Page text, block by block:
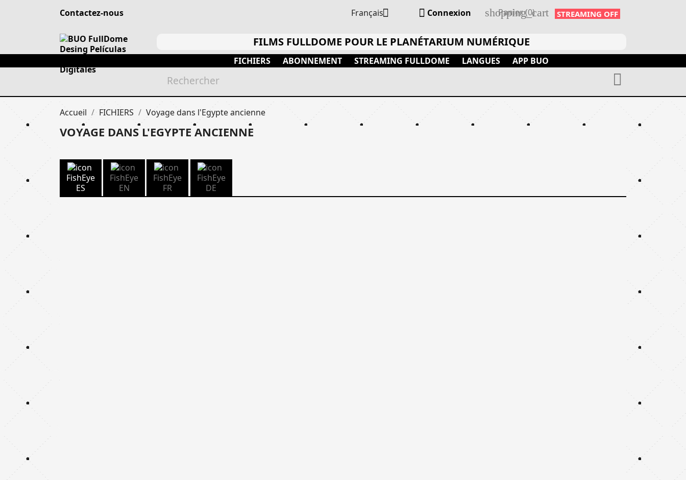
Contactez-nous Français  Connexion shopping_cart
Panier(0) STREAMING OFF
FILMS FULLDOME POUR LE PLANÉTARIUM NUMÉRIQUE
FICHIERS ABONNEMENT STREAMING FULLDOME LANGUES APP BUO

Accueil FICHIERS Voyage dans l'Egypte ancienne
VOYAGE DANS L'EGYPTE ANCIENNE
FishEye
ES
FishEye
EN
FishEye
FR
FishEye
DE